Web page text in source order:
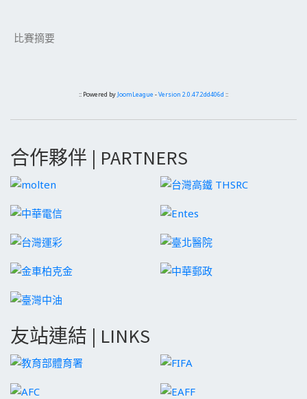
比賽摘要
:: Powered by JoomLeague -Version 2.0.47.2dd406d ::
合作夥伴 | PARTNERS
友站連結 | LINKS